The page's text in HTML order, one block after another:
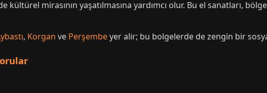
mirasının yaşatılmasına yardımcı olur. Bu el sanatları,
, Korgan ve Perşembeyer alir; bu bolgelerde de zengin bir